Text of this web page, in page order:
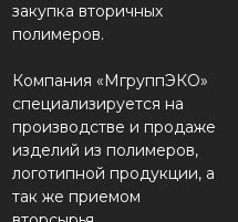
закупка вторичных
полимеров.
Компания «МгруппЭКО»
специализируется на
производстве и продаже
изделий из полимеров,
логотипной продукции, а
так же приемом